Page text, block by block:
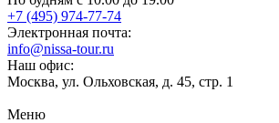
+7 (495) 974-77-74
Электронная почта:
info@nissa-tour.ru
Наш офис:
Москва, ул. Ольховская, д. 45, стр. 1
Меню